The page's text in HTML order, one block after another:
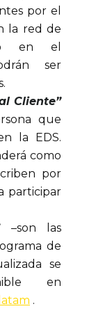
por el
la red de
en el
ser
Cliente”
que
la EDS.
como
por
participar
–son las
de
se
en
.